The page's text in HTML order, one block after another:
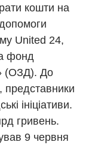
кошти на
United 24,
фонд
(ОЗД). До
представники
ініціативи.
гривень.
9 червня